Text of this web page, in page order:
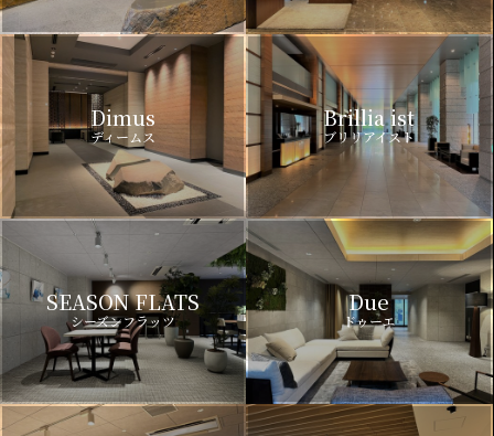
Dimus
ディームス
Brillia ist
ブリリアイスト
SEASON FLATS
シーズンフラッツ
Due
ドゥーエ